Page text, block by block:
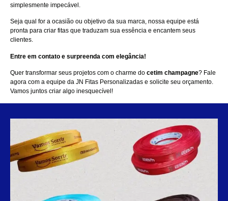
simplesmente impecável.
Seja qual for a ocasião ou objetivo da sua marca, nossa equipe está
pronta para criar fitas que traduzam sua essência e encantem seus
clientes.
Entre em contato e surpreenda com elegância!
Quer transformar seus projetos com o charme do cetim champagne? Fale
agora com a equipe da JN Fitas Personalizadas e solicite seu orçamento.
Vamos juntos criar algo inesquecível!